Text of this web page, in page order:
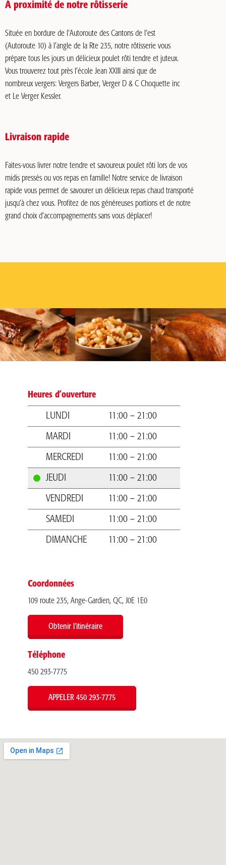
À proximité de notre rôtisserie
Située en bordure de l’Autoroute des Cantons de l’est
(Autoroute 10) à l’angle de la Rte 235, notre rôtisserie vous
prépare tous les jours un délicieux poulet rôti tendre et juteux.
Vous trouverez tout près l’école Jean XXIII ainsi que de
nombreux vergers: Vergers Barber, Verger D & C Choquette inc
et Le Verger Kessler.
Livraison rapide
Faites-vous livrer notre tendre et savoureux poulet rôti lors de vos
midis pressés ou vos repas en famille! Notre service de livraison
rapide vous permet de savourer un délicieux repas chaud transporté
jusqu’à chez vous. Profitez de nos généreuses portions et de notre
grand choix d’accompagnements sans vous déplacer!
Heures d’ouverture
LUNDI 11:00 – 21:00
MARDI 11:00 – 21:00
MERCREDI 11:00 – 21:00
JEUDI 11:00 – 21:00
VENDREDI 11:00 – 21:00
SAMEDI 11:00 – 21:00
DIMANCHE 11:00 – 21:00
Coordonnées
109 route 235, Ange-Gardien, QC, J0E 1E0
Obtenir l’itinéraire
Téléphone
450 293-7775
APPELER 450 293-7775